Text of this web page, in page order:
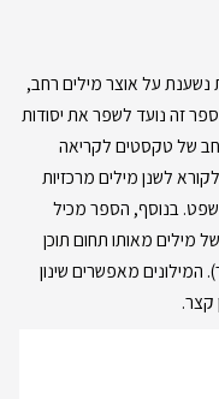
נשענת על אוצר מילים רחב,
זה נועד לשפר את יסודות
של טקסטים לקריאה
לשנן מילים מרכזיות
בנוסף, הספר מכיל
מילים מאותו תחום תוכן
מאפשרים שינון
קצר.